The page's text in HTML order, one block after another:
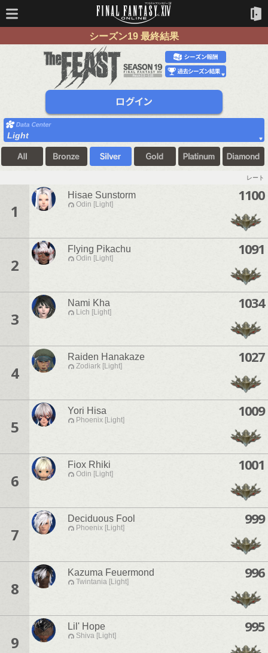
シーズン19 最終結果
Light
レート
1
Hisae Sunstorm
Odin [Light]
1100
2
Flying Pikachu
Odin [Light]
1091
3
Nami Kha
Lich [Light]
1034
4
Raiden Hanakaze
Zodiark [Light]
1027
5
Yori Hisa
Phoenix [Light]
1009
6
Fiox Rhiki
Odin [Light]
1001
7
Deciduous Fool
Phoenix [Light]
999
8
Kazuma Feuermond
Twintania [Light]
996
9
Lil' Hope
Shiva [Light]
995